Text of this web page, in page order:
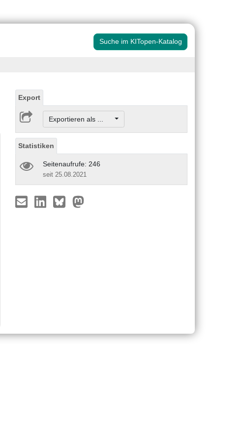
Suche im KITopen-Katalog
Export
Exportieren als ...
Statistiken
Seitenaufrufe: 246
seit 25.08.2021